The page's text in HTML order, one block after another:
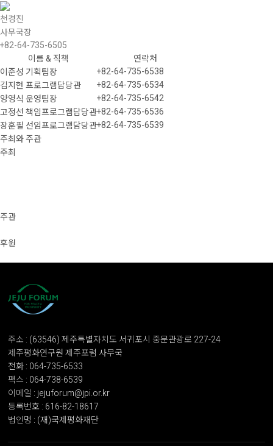
천경진
사무국장
+82-64-735-6505
이름 & 직책
연락처
이준성 기획팀장
+82-64-735-6538
김지현 프로그램담당관
+82-64-735-6534
양영식 운영팀장
+82-64-735-6542
고정선 책임프로그램담당관+82-64-735-6536
장훈필 선임프로그램담당관+82-64-735-6539
주최와 주관
주최
주관
후원
주소 : (63546) 제주특별자치도 서귀포시 중문관광로 227-24
제주평화연구원 제주포럼 사무국
전화 : 064-735-6533
팩스 : 064-738-6539
이메일 : jejuforum@jpi.or.kr
등록번호 : 616-82-18617
법인명 : (재)국제평화재단